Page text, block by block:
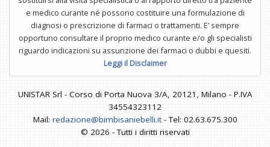
e medico curante né possono costituire una formulazione di
diagnosi o prescrizione di farmaci o trattamenti. E’ sempre
opportuno consultare il proprio medico curante e/o gli specialisti
riguardo indicazioni su assunzione dei farmaci o dubbi e quesiti.
Leggi il Disclaimer
UNISTAR Srl - Corso di Porta Nuova 3/A, 20121, Milano - P.IVA
34554323112
Mail: redazione@bimbisaniebelli.it- Tel: 02.63.675.300
© 2026 - Tutti i diritti riservati